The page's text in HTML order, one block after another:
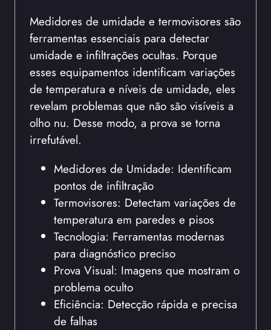
Medidores de umidade e termovisores são
ferramentas essenciais para detectar
umidade e infiltrações ocultas. Porque
esses equipamentos identificam variações
de temperatura e níveis de umidade, eles
revelam problemas que não são visíveis a
olho nu. Desse modo, a prova se torna
irrefutável.
Medidores de Umidade: Identificam
pontos de infiltração
Termovisores: Detectam variações de
temperatura em paredes e pisos
Tecnologia: Ferramentas modernas
para diagnóstico preciso
Prova Visual: Imagens que mostram o
problema oculto
Eficiência: Detecção rápida e precisa
de falhas